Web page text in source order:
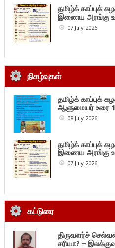
தமிழ்க் காப்புக்
இணைய அரங்கு
07 July 2026
நிகழ்வுகள்
தமிழ்க் காப்புக்
ஆளுமையர் உரை
08 July 2026
தமிழ்க் காப்புக்
இணைய அரங்கு
07 July 2026
கட்டுரை
திருவளர்ச்
சரியா? –